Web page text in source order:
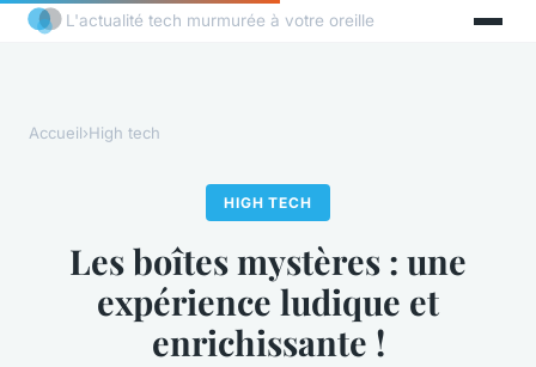
L'actualité tech murmurée à votre oreille
Accueil›High tech
HIGH TECH
Les boîtes mystères : une
expérience ludique et
enrichissante !